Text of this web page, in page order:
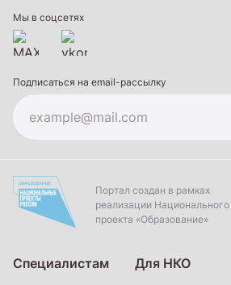
Дополнительное образование
Мы в соцсетях
Подписаться на email-рассылку
Портал создан в рамках
реализации Национального
проекта «Образование»
Специалистам Для НКО